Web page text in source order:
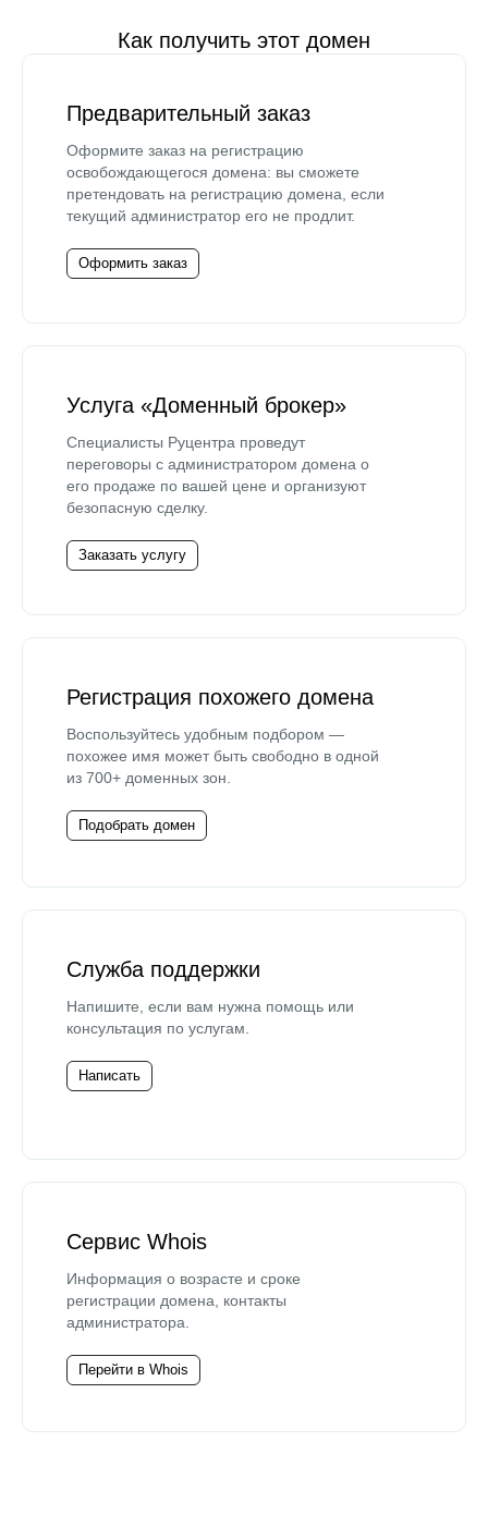
Как получить этот домен
Предварительный заказ
Оформите заказ на регистрацию
освобождающегося домена: вы сможете
претендовать на регистрацию домена, если
текущий администратор его не продлит.
Оформить заказ
Услуга «Доменный брокер»
Специалисты Руцентра проведут
переговоры с администратором домена о
его продаже по вашей цене и организуют
безопасную сделку.
Заказать услугу
Регистрация похожего домена
Воспользуйтесь удобным подбором —
похожее имя может быть свободно в одной
из 700+ доменных зон.
Подобрать домен
Служба поддержки
Напишите, если вам нужна помощь или
консультация по услугам.
Написать
Сервис Whois
Информация о возрасте и сроке
регистрации домена, контакты
администратора.
Перейти в Whois